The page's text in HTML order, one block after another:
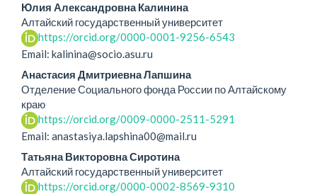
Юлия Александровна Калинина
Алтайский государственный университет
https://orcid.org/0000-0001-9256-6543
Email: kalinina@socio.asu.ru
Анастасия Дмитриевна Лапшина
Отделение Социального фонда России по Алтайскому
краю
https://orcid.org/0009-0000-2511-5291
Email: anastasiya.lapshina00@mail.ru
Татьяна Викторовна Сиротина
Алтайский государственный университет
https://orcid.org/0000-0002-8569-9310